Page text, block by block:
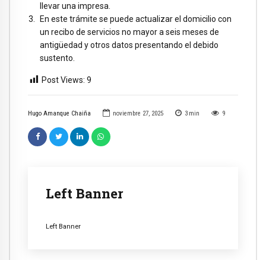
Hugo Amanque Chaiña noviembre 27, 2025 3 min 9
Left Banner
Left Banner
llevar una impresa.
En este trámite se puede actualizar el domicilio con
un recibo de servicios no mayor a seis meses de
antigüedad y otros datos presentando el debido
sustento.
Post Views: 9